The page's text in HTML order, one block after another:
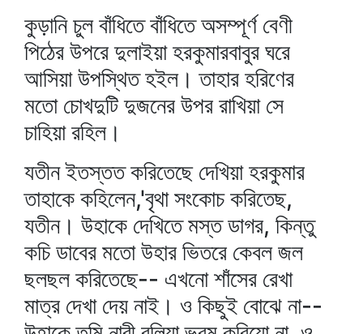
কুড়ানি চুল বাঁধিতে বাঁধিতে অসম্পূর্ণ বেণী
পিঠের উপরে দুলাইয়া হরকুমারবাবুর ঘরে
আসিয়া উপস্থিত হইল। তাহার হরিণের
মতো চোখদুটি দুজনের উপর রাখিয়া সে
চাহিয়া রহিল।
যতীন ইতস্তত করিতেছে দেখিয়া হরকুমার
তাহাকে কহিলেন,'বৃথা সংকোচ করিতেছ,
যতীন। উহাকে দেখিতে মস্ত ডাগর, কিন্তু
কচি ডাবের মতো উহার ভিতরে কেবল জল
ছলছল করিতেছে-- এখনো শাঁসের রেখা
মাত্র দেখা দেয় নাই। ও কিছুই বোঝে না--